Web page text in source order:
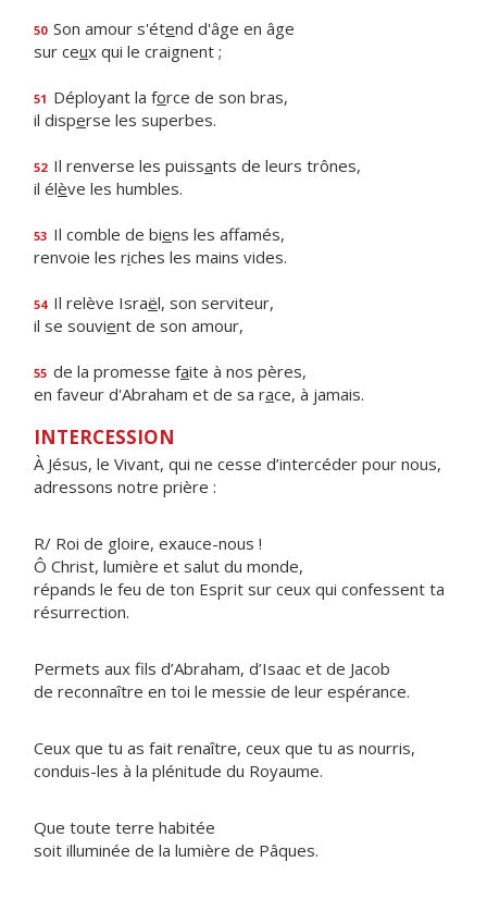
50 Son amour s'étend d'âge en âge
sur ceux qui le craignent ;
51 Déployant la force de son bras,
il disperse les superbes.
52 Il renverse les puissants de leurs trônes,
il élève les humbles.
53 Il comble de biens les affamés,
renvoie les riches les mains vides.
54 Il relève Israël, son serviteur,
il se souvient de son amour,
55 de la promesse faite à nos pères,
en faveur d'Abraham et de sa race, à jamais.
INTERCESSION
À Jésus, le Vivant, qui ne cesse d’intercéder pour nous,
adressons notre prière :
R/ Roi de gloire, exauce-nous !
Ô Christ, lumière et salut du monde,
répands le feu de ton Esprit sur ceux qui confessent ta
résurrection.
Permets aux fils d’Abraham, d’Isaac et de Jacob
de reconnaître en toi le messie de leur espérance.
Ceux que tu as fait renaître, ceux que tu as nourris,
conduis-les à la plénitude du Royaume.
Que toute terre habitée
soit illuminée de la lumière de Pâques.